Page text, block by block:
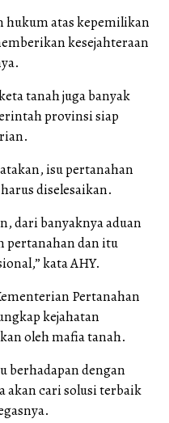
hukum atas kepemilikan
kesejahteraan
tanah juga banyak
provinsi siap
isu pertanahan
diselesaikan.
dari banyaknya aduan
pertanahan dan itu
kata AHY.
Pertanahan
kejahatan
oleh mafia tanah.
berhadapan dengan
akan cari solusi terbaik